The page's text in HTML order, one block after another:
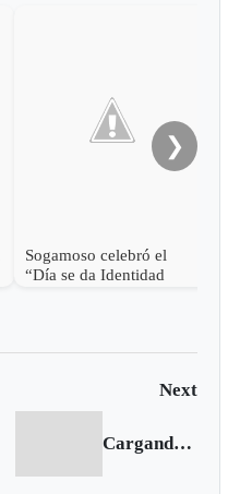
Sogamoso celebró el
“Día se da Identidad
❯
Next
Cargando siguiente...